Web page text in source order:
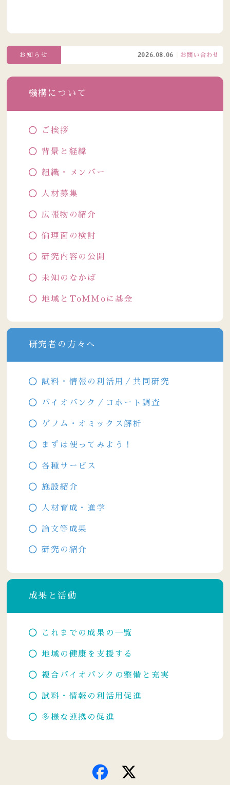
お知らせ 2026.08.06 お問い合わせ窓
研究者の方々へ
試料・情報の利活用／共同研究
バイオバンク／コホート調査
ゲノム・オミックス解析
まずは使ってみよう！
各種サービス
施設紹介
人材育成・進学
論文等成果
研究の紹介
成果と活動
これまでの成果の一覧
地域の健康を支援する
複合バイオバンクの整備と充実
試料・情報の利活用促進
多様な連携の促進
機構について
ご挨拶
背景と経緯
組織・メンバー
人材募集
広報物の紹介
倫理面の検討
研究内容の公開
未知のなかば
地域とToMMoに基金